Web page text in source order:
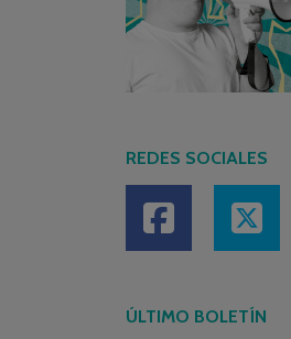
REDES SOCIALES
ÚLTIMO BOLETÍN